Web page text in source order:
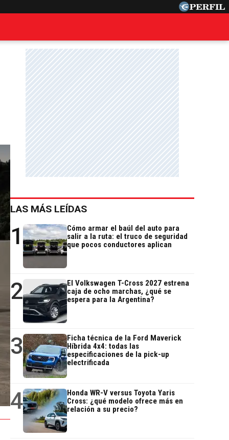
LAS MÁS LEÍDAS
1
Cómo armar el baúl del auto para
salir a la ruta: el truco de seguridad
que pocos conductores aplican
2
El Volkswagen T-Cross 2027 estrena
caja de ocho marchas, ¿qué se
espera para la Argentina?
3
Ficha técnica de la Ford Maverick
Híbrida 4x4: todas las
especificaciones de la pick-up
electrificada
4
Honda WR-V versus Toyota Yaris
Cross: ¿qué modelo ofrece más en
relación a su precio?